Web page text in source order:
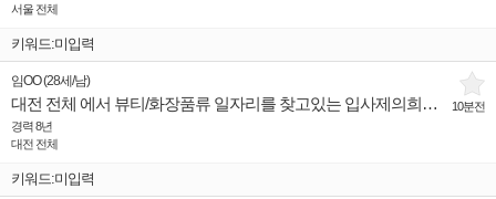
서울 전체
키워드:미입력
10분전
임OO(28세 /남)
대전 전체 에서 뷰티/화장품류 일자리를 찾고있는 입사제의희망 인재입니다.
경력 8년
대전 전체
키워드:미입력